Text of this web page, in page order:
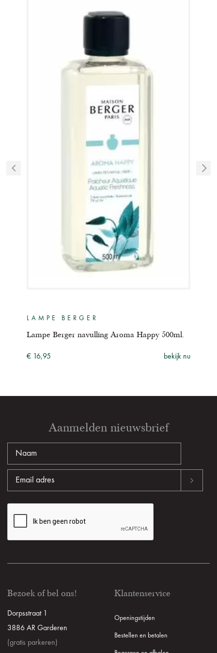
LAMPE BERGER
Lampe Berger navulling Aroma Happy 500ml.
€ 16,95 bekijk nu
Aanmelden nieuwsbrief
Bezoek of bel ons!
Dorpsstraat 1
3886 AR Garderen
(gratis parkeren)
Klantenservice
Openingstijden
Bestellen en betalen